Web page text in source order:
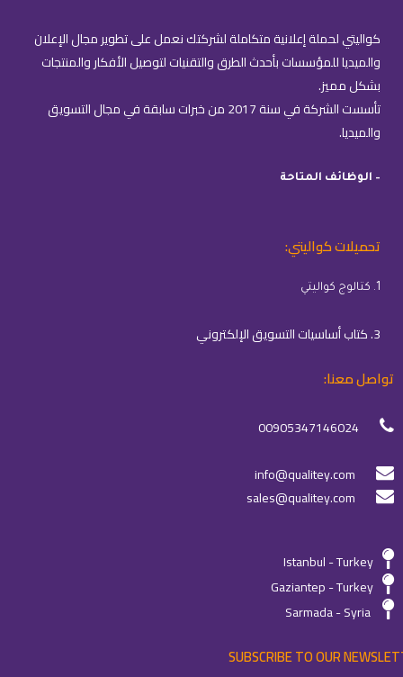
كواليتي لحملة إعلانية متكاملة لشركتك نعمل على تطوير مجال الإعلان
والميديا للمؤسسات بأحدث الطرق والتقنيات لتوصيل الأفكار والمنتجات
بشكل مميز.
تأسست الشركة في سنة 2017 من خبرات سابقة في مجال التسويق
والميديا.
– الوظائف المتاحة
تحميلات كواليتي:
1. كتالوج كواليتي
3. كتاب أساسيات التسويق الإلكتروني
تواصل معنا:
00905347146024
info@qualitey.com
sales@qualitey.com
Istanbul - Turkey
Gaziantep - Turkey
Sarmada - Syria
SUBSCRIBE TO OUR